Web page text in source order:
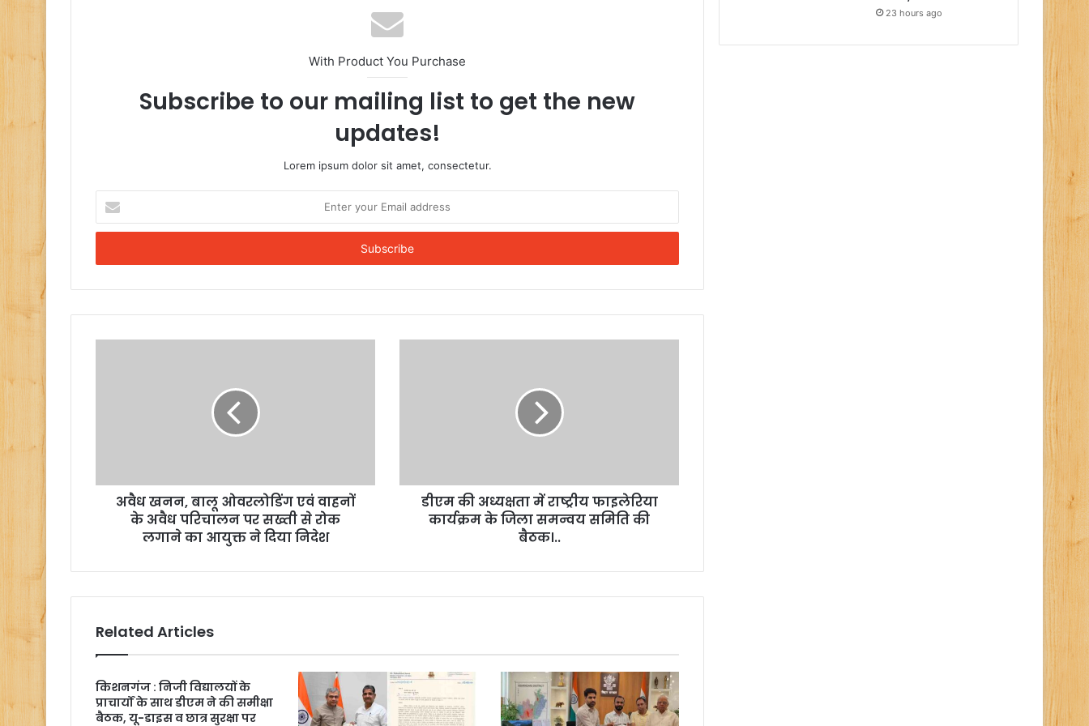
With Product You Purchase
Subscribe to our mailing list to get the new
updates!
Lorem ipsum dolor sit amet, consectetur.
your
Email
अवैध खनन, बालू ओवरलोडिंग एवं वाहनों
के अवैध परिचालन पर सख्ती से रोक
लगाने का आयुक्त ने दिया निदेश
डीएम की अध्यक्षता में राष्ट्रीय फाइलेरिया
कार्यक्रम के जिला समन्वय समिति की
बैठक।..
Related Articles
किशनगंज : निजी विद्यालयों के
प्राचार्यों के साथ डीएम ने की समीक्षा
बैठक, यू-डाइस व छात्र सुरक्षा पर
23 hours ago